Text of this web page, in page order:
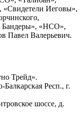
«Свидетели Иеговы»,
Бандеры», «НСО»,
Павел Валерьевич.
Трейд».
Респ., г.
шоссе, д.